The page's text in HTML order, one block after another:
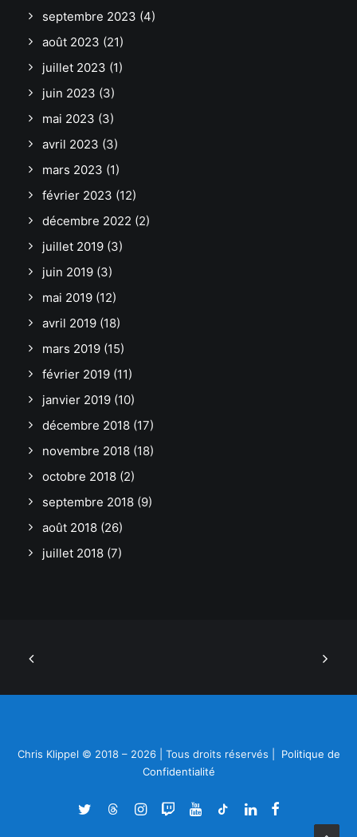
septembre 2023 (4)
août 2023 (21)
juillet 2023 (1)
juin 2023 (3)
mai 2023 (3)
avril 2023 (3)
mars 2023 (1)
février 2023 (12)
décembre 2022 (2)
juillet 2019 (3)
juin 2019 (3)
mai 2019 (12)
avril 2019 (18)
mars 2019 (15)
février 2019 (11)
janvier 2019 (10)
décembre 2018 (17)
novembre 2018 (18)
octobre 2018 (2)
septembre 2018 (9)
août 2018 (26)
juillet 2018 (7)
Chris Klippel © 2018 – 2026 | Tous droits réservés | Politique de
Confidentialité